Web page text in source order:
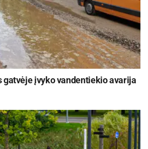
gatvėje įvyko vandentiekio avarija